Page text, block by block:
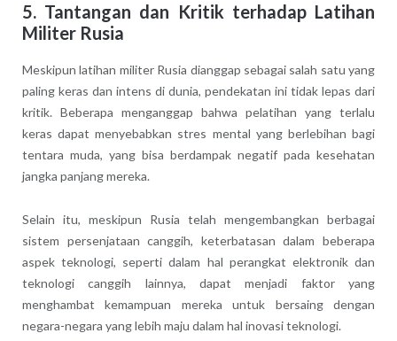
5. Tantangan dan Kritik terhadap Latihan
Militer Rusia
Meskipun latihan militer Rusia dianggap sebagai salah satu yang
paling keras dan intens di dunia, pendekatan ini tidak lepas dari
kritik. Beberapa menganggap bahwa pelatihan yang terlalu
keras dapat menyebabkan stres mental yang berlebihan bagi
tentara muda, yang bisa berdampak negatif pada kesehatan
jangka panjang mereka.
Selain itu, meskipun Rusia telah mengembangkan berbagai
sistem persenjataan canggih, keterbatasan dalam beberapa
aspek teknologi, seperti dalam hal perangkat elektronik dan
teknologi canggih lainnya, dapat menjadi faktor yang
menghambat kemampuan mereka untuk bersaing dengan
negara-negara yang lebih maju dalam hal inovasi teknologi.